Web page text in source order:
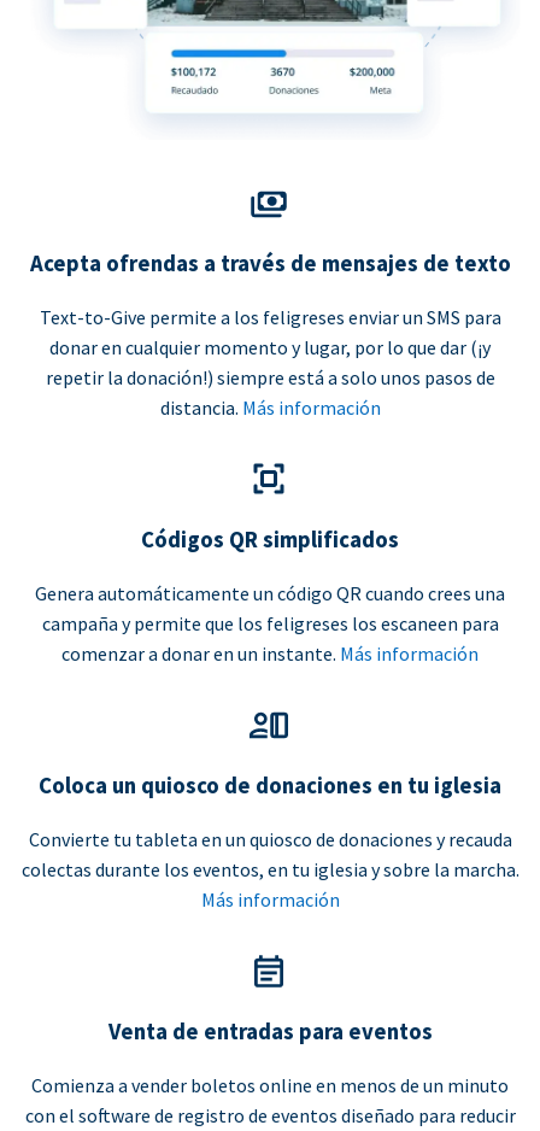
Acepta ofrendas a través de mensajes de texto
Text-to-Give permite a los feligreses enviar un SMS para
donar en cualquier momento y lugar, por lo que dar (¡y
repetir la donación!) siempre está a solo unos pasos de
distancia. Más información
Códigos QR simplificados
Genera automáticamente un código QR cuando crees una
campaña y permite que los feligreses los escaneen para
comenzar a donar en un instante. Más información
Coloca un quiosco de donaciones en tu iglesia
Convierte tu tableta en un quiosco de donaciones y recauda
colectas durante los eventos, en tu iglesia y sobre la marcha.
Más información
Venta de entradas para eventos
Comienza a vender boletos online en menos de un minuto
con el software de registro de eventos diseñado para reducir